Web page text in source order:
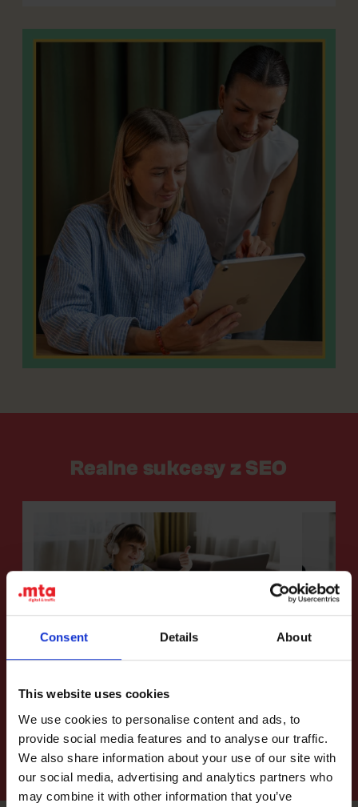
Consent Details About
This website uses cookies
We use cookies to personalise content and ads, to
provide social media features and to analyse our traffic.
We also share information about your use of our site with
our social media, advertising and analytics partners who
may combine it with other information that you’ve
Realne sukcesy z SEO
SEO EDU
szkołę języka angielskiego online dla
dzieci, na dziewięć rynków?
Zobacz więcej Zobacz